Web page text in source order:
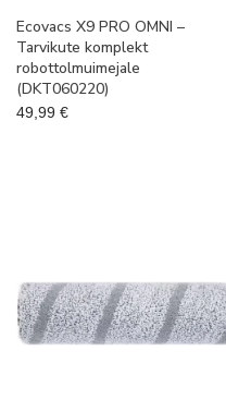
Ecovacs X9 PRO OMNI –
Tarvikute komplekt
robottolmuimejale
(DKT060220)
49,99 €